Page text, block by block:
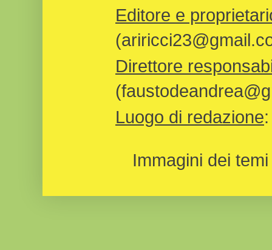
Editore e
Direttore
Luogo di redazione
Immagini dei